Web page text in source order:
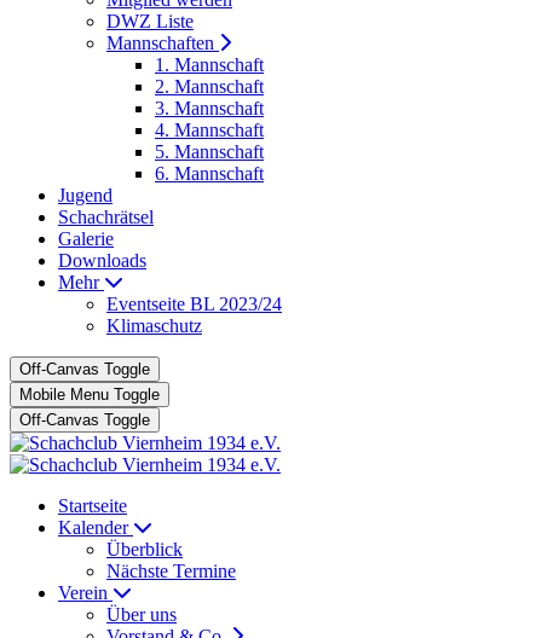
DWZ Liste
Mannschaften
1. Mannschaft
2. Mannschaft
3. Mannschaft
4. Mannschaft
5. Mannschaft
6. Mannschaft
Jugend
Schachrätsel
Galerie
Downloads
Mehr
Eventseite BL 2023/24
Klimaschutz
Off-Canvas Toggle
Mobile Menu Toggle
Off-Canvas Toggle
Startseite
Kalender
Überblick
Nächste Termine
Verein
Über uns